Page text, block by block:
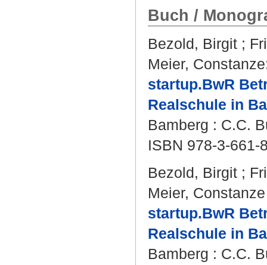
Buch /
Bezold, Birgit ;
Meier, Constanze
startup.BwR
Realschule in
Bamberg : C.C.
ISBN 978-3-661-
Bezold, Birgit ;
Meier, Constanze
startup.BwR
Realschule in
Bamberg : C.C.